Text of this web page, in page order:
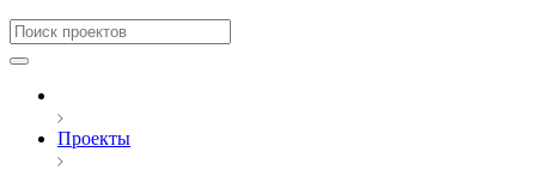
Проекты